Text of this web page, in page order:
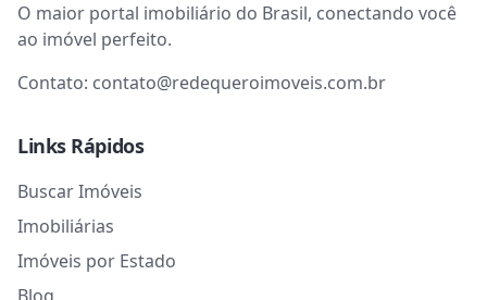
O maior portal imobiliário do Brasil, conectando você
ao imóvel perfeito.
Contato: contato@redequeroimoveis.com.br
Links Rápidos
Buscar Imóveis
Imobiliárias
Imóveis por Estado